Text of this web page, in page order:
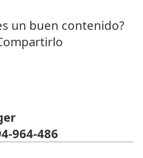
un buen contenido?
964-486